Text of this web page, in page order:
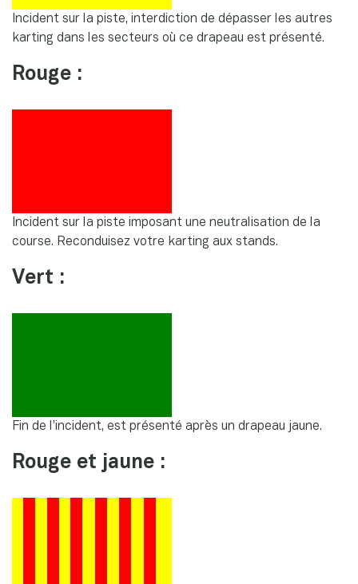
Incident sur la piste, interdiction de dépasser les autres
karting dans les secteurs où ce drapeau est présenté.
Rouge :
Incident sur la piste imposant une neutralisation de la
course. Reconduisez votre karting aux stands.
Vert :
Fin de l’incident, est présenté après un drapeau jaune.
Rouge et jaune :